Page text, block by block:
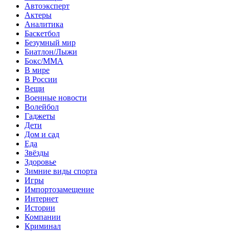
Автоэксперт
Актеры
Аналитика
Баскетбол
Безумный мир
Биатлон/Лыжи
Бокс/MMA
В мире
В России
Вещи
Военные новости
Волейбол
Гаджеты
Дети
Дом и сад
Еда
Звёзды
Здоровье
Зимние виды спорта
Игры
Импортозамещение
Интернет
Истории
Компании
Криминал